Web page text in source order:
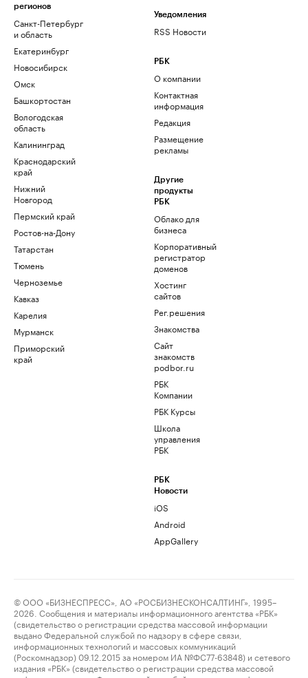
регионов
Санкт-Петербург
и область
Екатеринбург
Новосибирск
Омск
Башкортостан
Вологодская
область
Калининград
Краснодарский
край
Нижний
Новгород
Пермский край
Ростов-на-Дону
Татарстан
Тюмень
Черноземье
Кавказ
Карелия
Мурманск
Приморский
край
Уведомления
RSS Новости
РБК
О компании
Контактная
информация
Редакция
Размещение
рекламы
Другие
продукты
РБК
Облако для
бизнеса
Корпоративный
регистратор
доменов
Хостинг
сайтов
Рег.решения
Знакомства
Сайт
знакомств
podbor.ru
РБК
Компании
РБК Курсы
Школа
управления
РБК
РБК
Новости
iOS
Android
AppGallery
© ООО «БИЗНЕСПРЕСС», АО «РОСБИЗНЕСКОНСАЛТИНГ», 1995–
2026. Сообщения и материалы информационного агентства «РБК»
(свидетельство о регистрации средства массовой информации
выдано Федеральной службой по надзору в сфере связи,
информационных технологий и массовых коммуникаций
(Роскомнадзор) 09.12.2015 за номером ИА №ФС77-63848) и сетевого
издания «РБК» (свидетельство о регистрации средства массовой